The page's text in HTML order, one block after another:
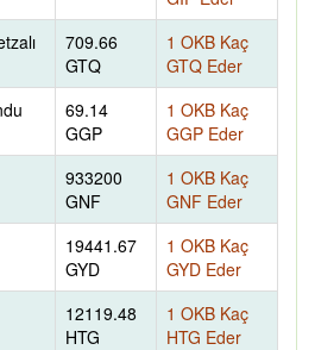
709.66
GTQ
1 OKB Kaç
GTQ Eder
69.14
GGP
1 OKB Kaç
GGP Eder
933200
GNF
1 OKB Kaç
GNF Eder
19441.67
GYD
1 OKB Kaç
GYD Eder
12119.48
HTG
1 OKB Kaç
HTG Eder